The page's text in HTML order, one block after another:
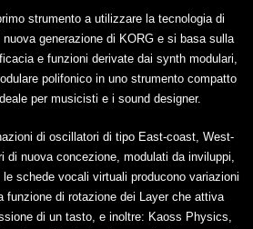
strumento a utilizzare la tecnologia di
generazione di KORG e si basa sulla
e funzioni derivate dai synth modulari,
polifonico in uno strumento compatto
per musicisti e i sound designer.
di oscillatori di tipo East-coast, West-
di nuova concezione, modulati da inviluppi,
schede vocali virtuali producono variazioni
funzione di rotazione dei Layer che attiva
di un tasto, e inoltre: Kaoss Physics,